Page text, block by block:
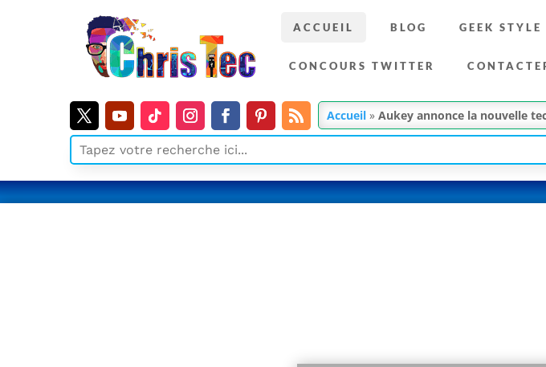
ACCUEIL BLOG GEEK STYLE
CONCOURS TWITTER
Accueil »Aukey annonce la nouvelle